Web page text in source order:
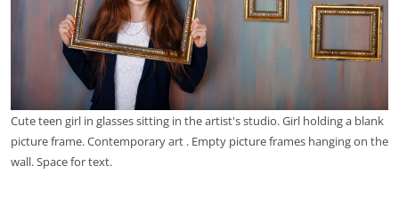
Cute teen girl in glasses sitting in the artist's studio. Girl holding a blank
picture frame. Contemporary art . Empty picture frames hanging on the
wall. Space for text.